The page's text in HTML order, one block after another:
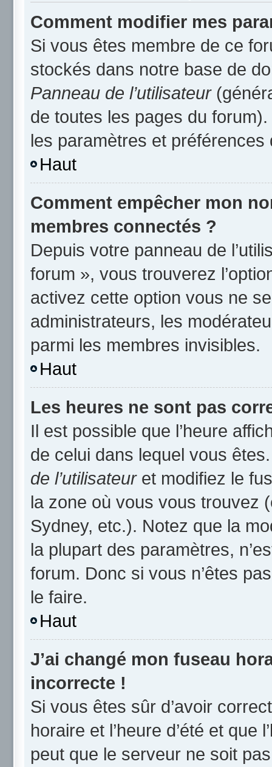
Comment modifier mes
Si vous êtes membre de ce
stockés dans notre base de
Panneau de l’utilisateur
de toutes les pages du
les paramètres et préférences
Haut
Comment empêcher mon
membres connectés ?
Depuis votre panneau de
forum », vous trouverez
activez cette option vous ne
administrateurs, les
parmi les membres invisibles.
Haut
Les heures ne sont pas
Il est possible que l’heure
de celui dans lequel vous
de l’utilisateuret modifiez le
la zone où vous vous trouvez
Sydney, etc.). Notez que la
la plupart des paramètres,
forum. Donc si vous n’êtes
le faire.
Haut
J’ai changé mon fuseau
incorrecte !
Si vous êtes sûr d’avoir
horaire et l’heure d’été et que
peut que le serveur ne soit